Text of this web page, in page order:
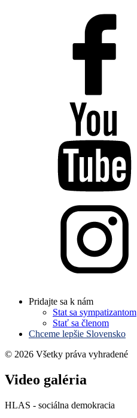
Pridajte sa k nám
Stat sa sympatizantom
Stať sa členom
Chceme lepšie Slovensko
© 2026 Všetky práva vyhradené
Video galéria
HLAS - sociálna demokracia